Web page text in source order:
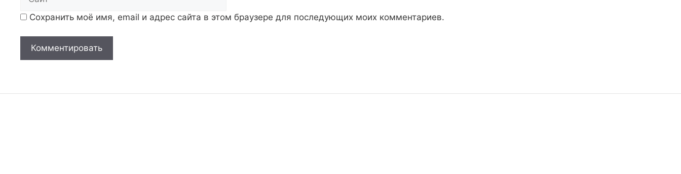
Сохранить моё имя, email и адрес сайта в этом браузере для последующих моих комментариев.